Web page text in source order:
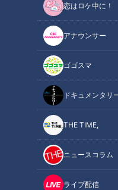
恋はロケ中に！
アナウンサー
ゴゴスマ
ドキュメンタリ
THE TIME,
ニュースコラム
ライブ配信
【サンドラを観られなか
関連リンク
間」がこち
ＣＢＣテレビ「サンデー
分から東海エリアで生放送
このコラム（？）は「サ